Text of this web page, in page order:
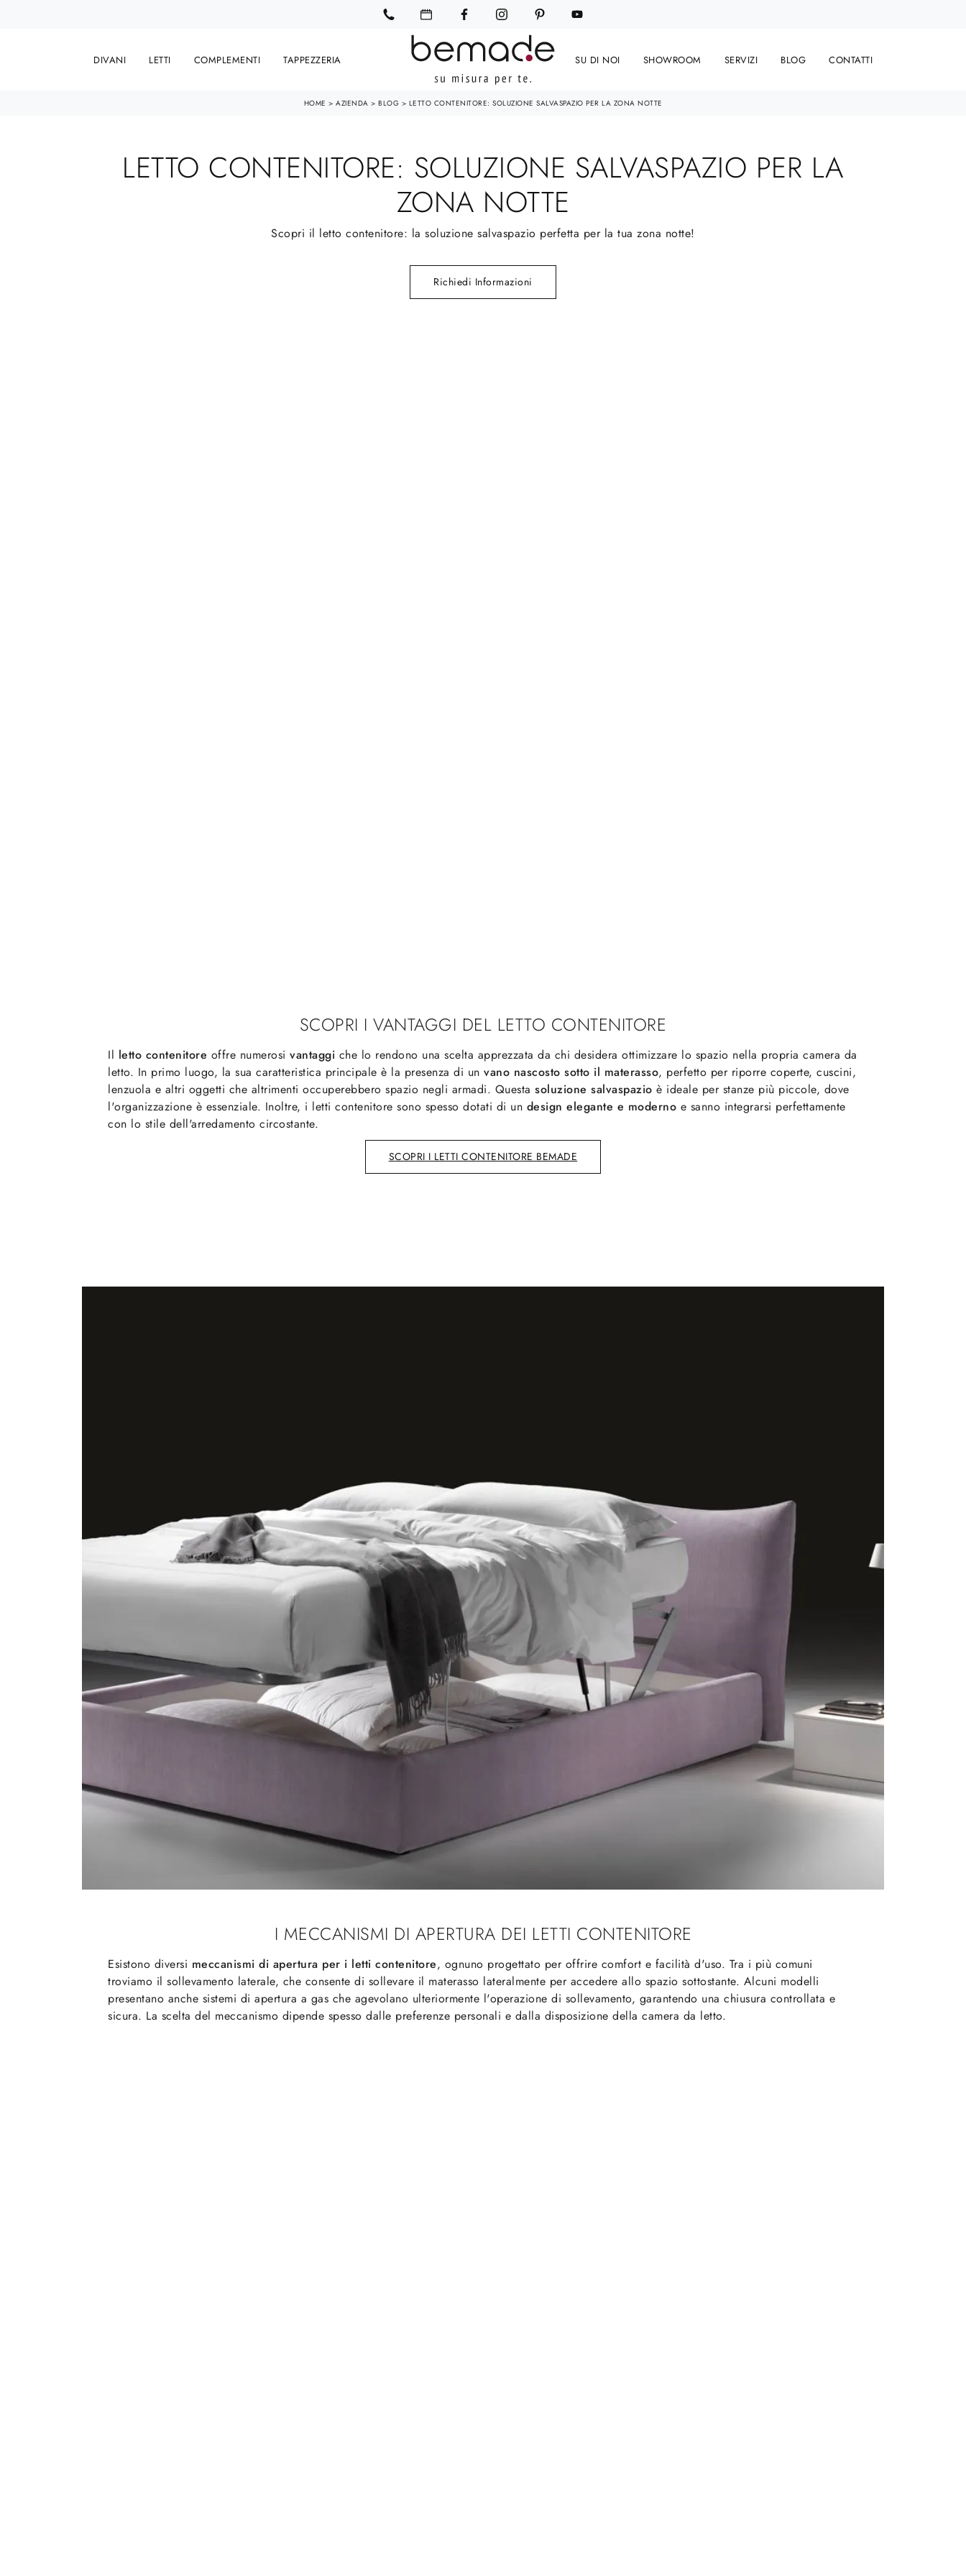
DIVANI LETTI COMPLEMENTI TAPPEZZERIA SU DI NOI SHOWROOM SERVIZI BLOG CONTATTI
HOME > AZIENDA > BLOG > LETTO CONTENITORE: SOLUZIONE SALVASPAZIO PER LA ZONA NOTTE
LETTO CONTENITORE: SOLUZIONE SALVASPAZIO PER LA
ZONA NOTTE
Scopri il letto contenitore: la soluzione salvaspazio perfetta per la tua zona notte!
Richiedi Informazioni
SCOPRI I VANTAGGI DEL LETTO CONTENITORE
Il letto contenitore offre numerosi vantaggi che lo rendono una scelta apprezzata da chi desidera ottimizzare lo spazio nella propria camera da
letto. In primo luogo, la sua caratteristica principale è la presenza di un vano nascosto sotto il materasso, perfetto per riporre coperte, cuscini,
lenzuola e altri oggetti che altrimenti occuperebbero spazio negli armadi. Questa soluzione salvaspazio è ideale per stanze più piccole, dove
l'organizzazione è essenziale. Inoltre, i letti contenitore sono spesso dotati di un design elegante e moderno e sanno integrarsi perfettamente
con lo stile dell'arredamento circostante.
SCOPRI I LETTI CONTENITORE BEMADE
I MECCANISMI DI APERTURA DEI LETTI CONTENITORE
Esistono diversi meccanismi di apertura per i letti contenitore, ognuno progettato per offrire comfort e facilità d'uso. Tra i più comuni
troviamo il sollevamento laterale, che consente di sollevare il materasso lateralmente per accedere allo spazio sottostante. Alcuni modelli
presentano anche sistemi di apertura a gas che agevolano ulteriormente l'operazione di sollevamento, garantendo una chiusura controllata e
sicura. La scelta del meccanismo dipende spesso dalle preferenze personali e dalla disposizione della camera da letto.